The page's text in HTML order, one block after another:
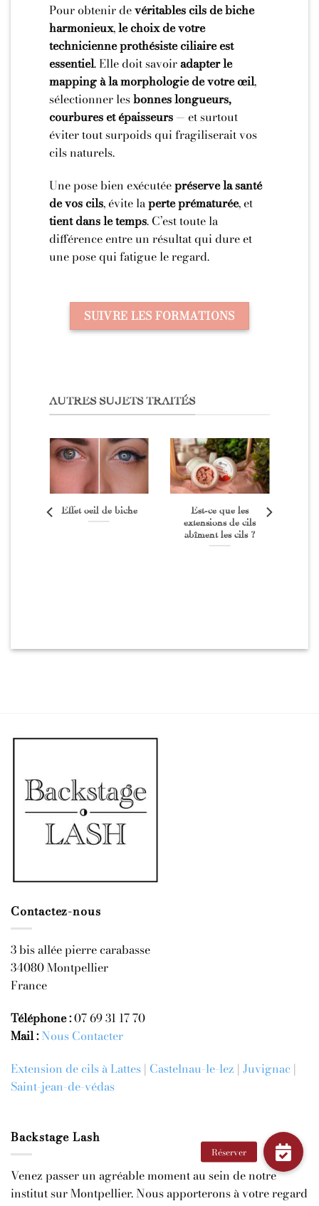
Pour obtenir devéritables cils de biche
harmonieux,le choix de votre
technicienne prothésiste ciliaire est
essentiel. Elle doit savoiradapter le
mapping à la morphologie de votre œil,
sélectionner lesbonnes longueurs,
courbures et épaisseurs — et surtout
éviter tout surpoids qui fragiliserait vos
cils naturels.
Une pose bien exécutéepréserve la santé
de vos cils, évite laperte prématurée, et
tient dans le temps. C’est toute la
différence entre un résultat qui dure et
une pose qui fatigue le regard.
SUIVRE LES FORMATIONS
AUTRES SUJETS TRAITÉS
Effet oeil de biche Est-ce que les
extensions de cils
abîment les cils ?
Contactez-nous
3 bis allée pierre carabasse
34080 Montpellier
France
Téléphone :07 69 31 17 70
Mail :Nous Contacter
Extension de cils à Lattes | Castelnau-le-lez | Juvignac |
Saint-jean-de-védas
Backstage Lash
Venez passer un agréable moment au sein de notre
institut sur Montpellier. Nous apporterons à votre regard